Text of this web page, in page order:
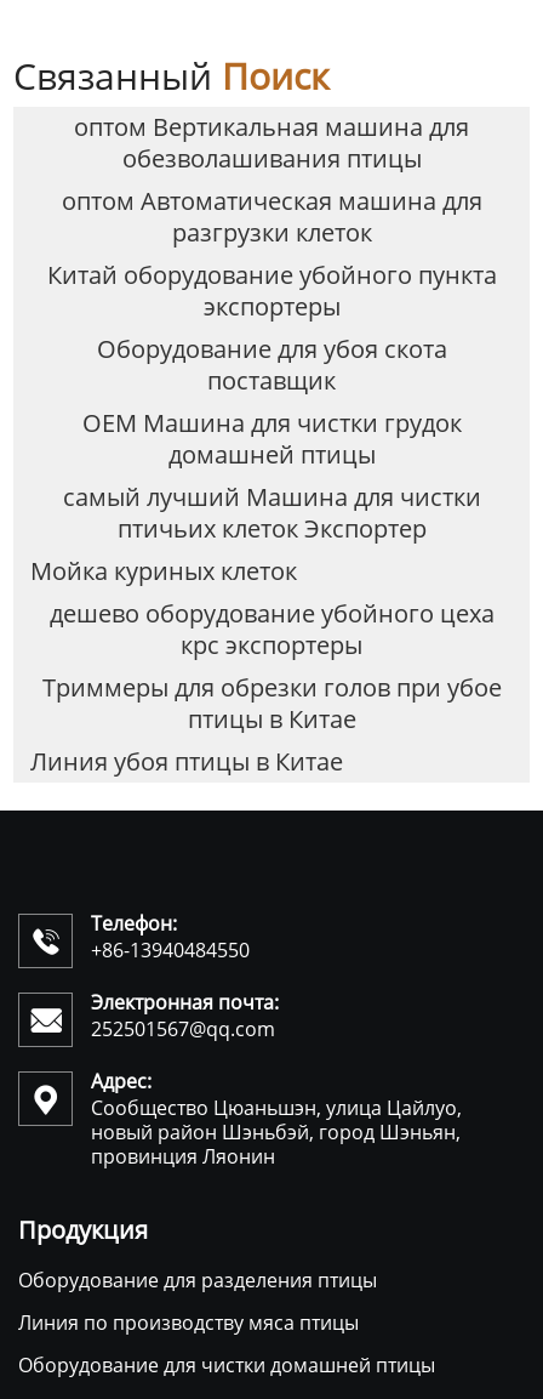
Связанный Поиск
оптом Вертикальная машина для
обезволашивания птицы
оптом Автоматическая машина для
разгрузки клеток
Китай оборудование убойного пункта
экспортеры
Оборудование для убоя скота
поставщик
OEM Машина для чистки грудок
домашней птицы
самый лучший Машина для чистки
птичьих клеток Экспортер
Мойка куриных клеток
дешево оборудование убойного цеха
крс экспортеры
Триммеры для обрезки голов при убое
птицы в Китае
Линия убоя птицы в Китае

Телефон:
+86-13940484550

Электронная почта:
252501567@qq.com

Адрес:
Сообщество Цюаньшэн, улица Цайлуо,
новый район Шэньбэй, город Шэньян,
провинция Ляонин
Продукция
Оборудование для разделения птицы
Линия по производству мяса птицы
Оборудование для чистки домашней птицы